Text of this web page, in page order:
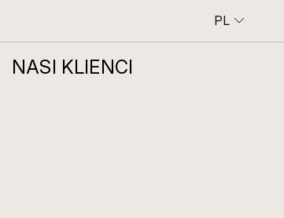
SHOWROOM I KAWIARNIA
PL
NASI KLIENCI